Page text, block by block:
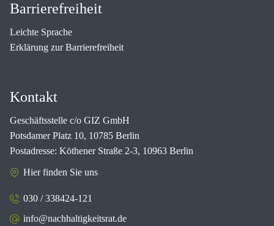
Barrierefreiheit
Leichte Sprache
Erklärung zur Barrierefreiheit
Kontakt
Geschäftsstelle c/o GIZ GmbH
Potsdamer Platz 10, 10785 Berlin
Postadresse: Köthener Straße 2-3, 10963 Berlin
Hier finden Sie uns
030 / 338424-121
info@nachhaltigkeitsrat.de